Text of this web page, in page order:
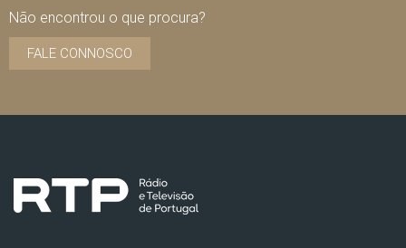
Não encontrou o que procura?
FALE CONNOSCO